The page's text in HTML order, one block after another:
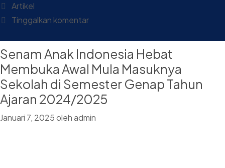
Artikel
Tinggalkan komentar
Senam Anak Indonesia Hebat
Membuka Awal Mula Masuknya
Sekolah di Semester Genap Tahun
Ajaran 2024/2025
Januari 7, 2025olehadmin